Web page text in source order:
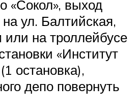
«Сокол», выход
ул. Балтийская,
на троллейбусе
«Институт
остановка),
депо повернуть